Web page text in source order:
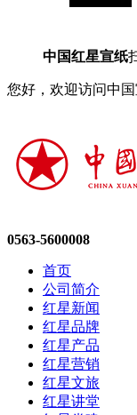
中国红星宣纸
您好，欢迎访问中
0563-5600008
首页
公司简介
红星新闻
红星品牌
红星产品
红星营销
红星文旅
红星讲堂